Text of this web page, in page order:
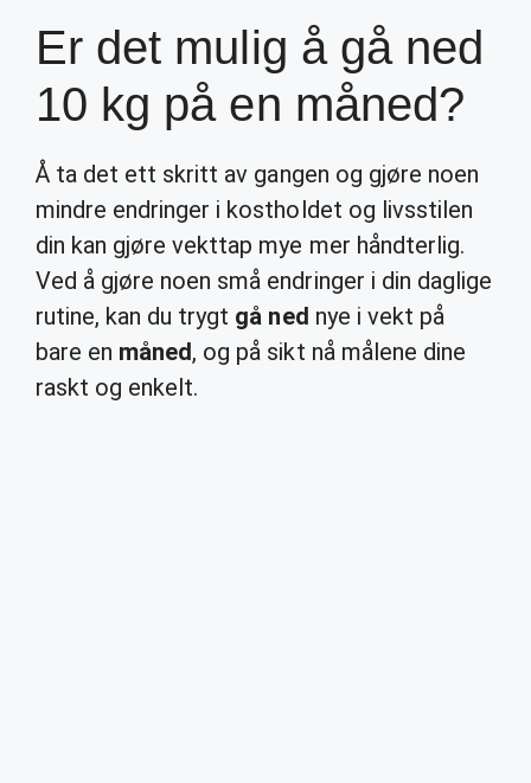
Er det mulig å gå ned
10 kg på en måned?
Å ta det ett skritt av gangen og gjøre noen
mindre endringer i kostholdet og livsstilen
din kan gjøre vekttap mye mer håndterlig.
Ved å gjøre noen små endringer i din daglige
rutine, kan du trygt gå ned nye i vekt på
bare en måned, og på sikt nå målene dine
raskt og enkelt.